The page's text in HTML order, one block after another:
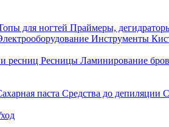
для ногтей Праймеры,
Инструменты
ресниц Ресницы Ламинирование
паста Средства до депиляции